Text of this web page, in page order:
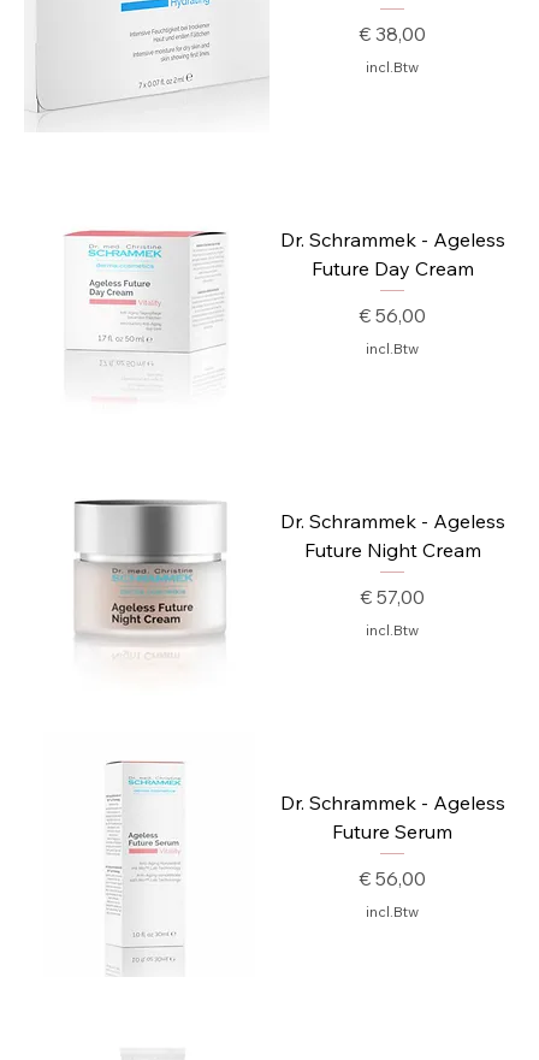
Prijs
€ 38,00
incl.Btw
Dr. Schrammek - Ageless
Future Day Cream
Prijs
€ 56,00
incl.Btw
Dr. Schrammek - Ageless
Future Night Cream
Prijs
€ 57,00
incl.Btw
Dr. Schrammek - Ageless
Future Serum
Prijs
€ 56,00
incl.Btw